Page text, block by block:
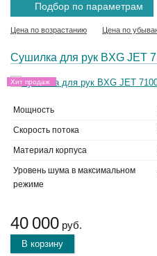
Подбор по параметрам
Цена по возрастанию Цена по
Сушилка для рук BXG JET
Хит продаж
Мощность
Скорость потока
Материал корпуса
Уровень шума в максимальном
режиме
40 000 руб.
В корзину